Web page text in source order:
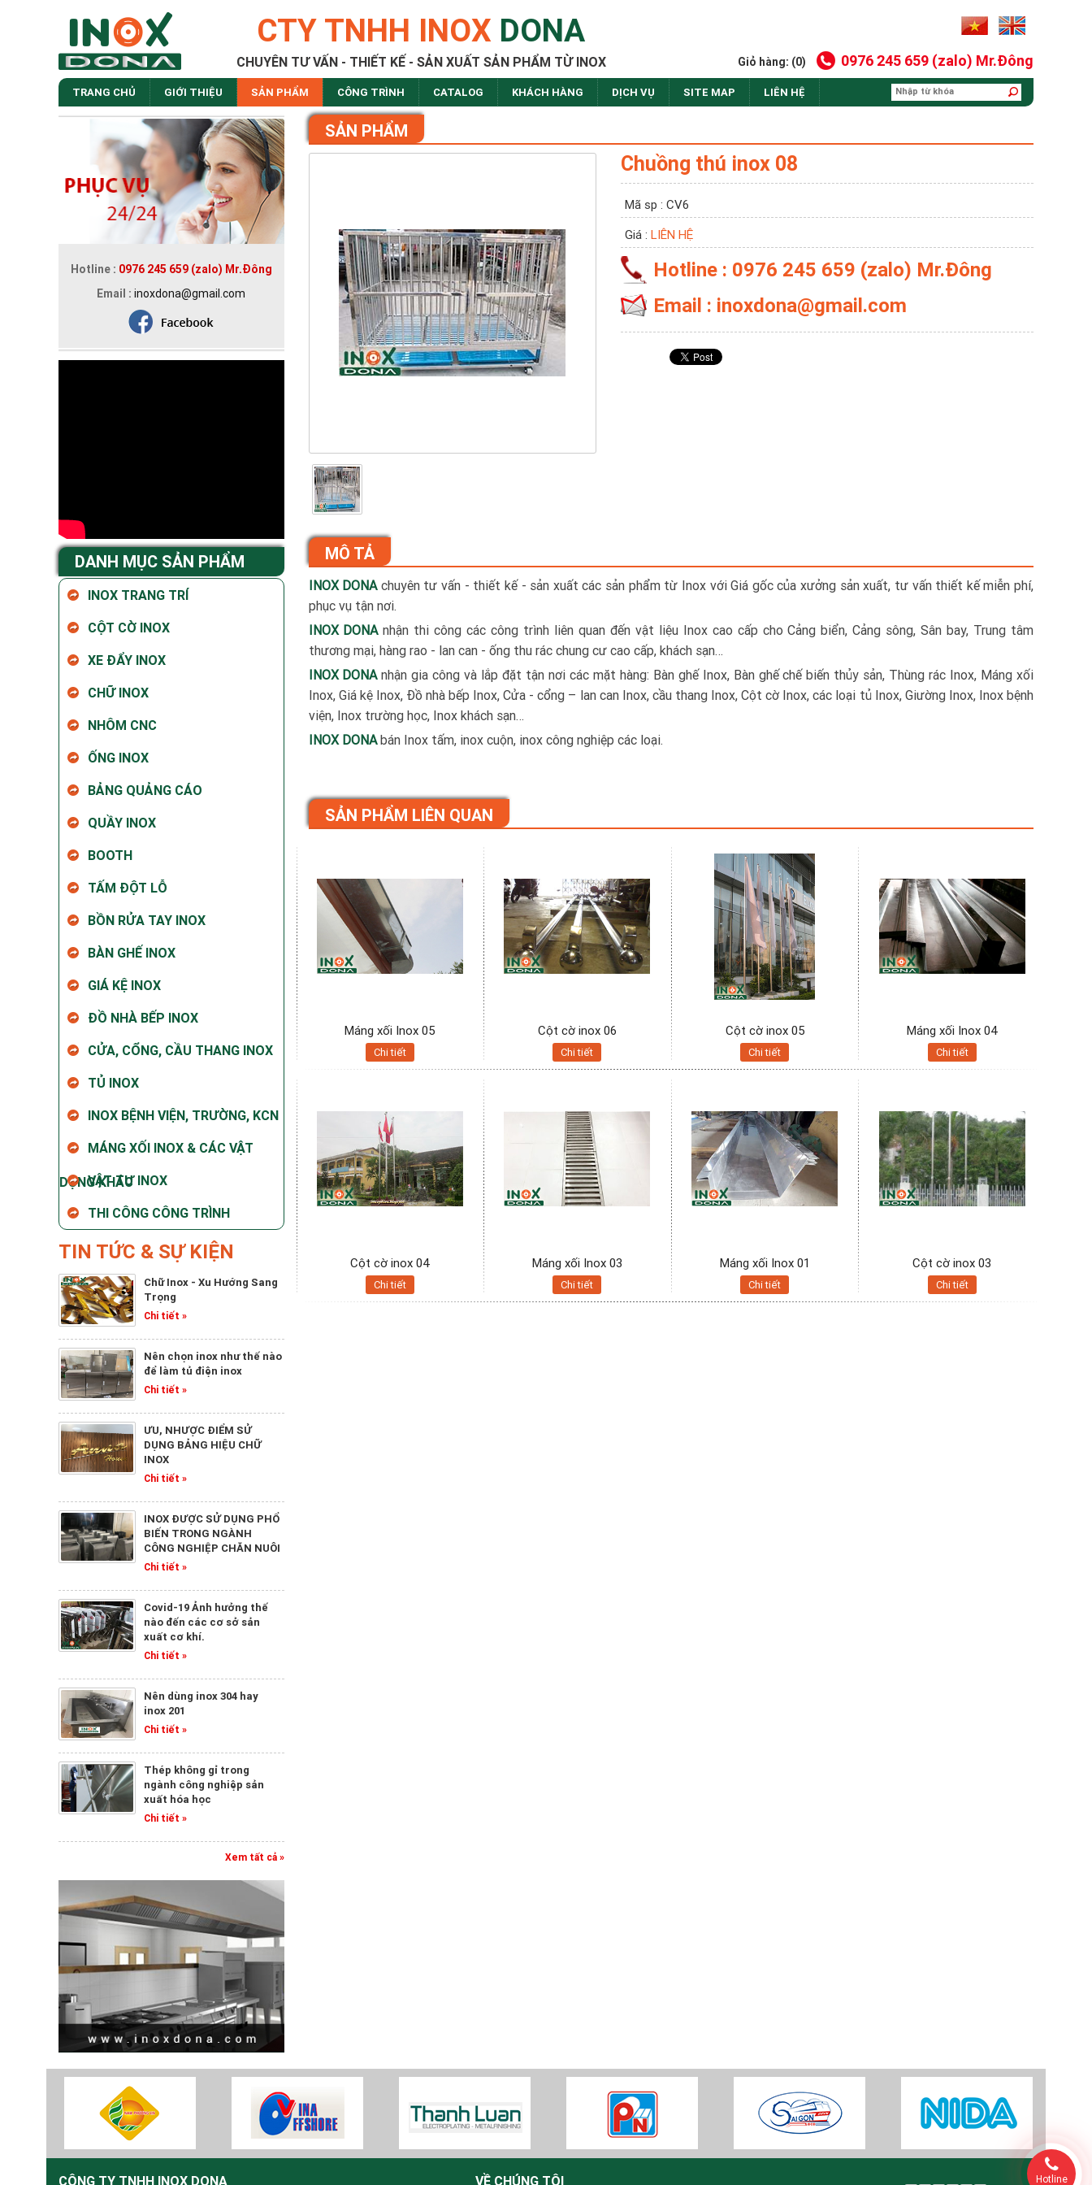
CTY TNHH INOX DONA
CHUYÊN TƯ VẤN - THIẾT KẾ - SẢN XUẤT SẢN PHẨM TỪ INOX Giỏ hàng: (0) 0976 245 659 (zalo) Mr.Đông
TRANG CHỦ GIỚI THIỆU SẢN PHẨM CÔNG TRÌNH CATALOG KHÁCH HÀNG DỊCH VỤ SITE MAP LIÊN HỆ
Hotline : 0976 245 659 (zalo) Mr.Đông
Email :inoxdona@gmail.com
DANH MỤC SẢN PHẨM
INOX TRANG TRÍ
CỘT CỜ INOX
XE ĐẨY INOX
CHỮ INOX
NHÔM CNC
ỐNG INOX
BẢNG QUẢNG CÁO
QUẦY INOX
BOOTH
TẤM ĐỘT LỖ
BỒN RỬA TAY INOX
BÀN GHẾ INOX
GIÁ KỆ INOX
ĐỒ NHÀ BẾP INOX
CỬA, CỔNG, CẦU THANG INOX
TỦ INOX
INOX BỆNH VIỆN, TRƯỜNG, KCN
MÁNG XỐI INOX & CÁC VẬT
DỤNG KHÁC
VẬT TƯ INOX
THI CÔNG CÔNG TRÌNH
TIN TỨC & SỰ KIỆN
Chữ Inox - Xu Hướng Sang
Trọng
Chi tiết »
Nên chọn inox như thế nào
để làm tủ điện inox
Chi tiết »
ƯU, NHƯỢC ĐIỂM SỬ
DỤNG BẢNG HIỆU CHỮ
INOX
Chi tiết »
INOX ĐƯỢC SỬ DỤNG PHỔ
BIẾN TRONG NGÀNH
CÔNG NGHIỆP CHĂN NUÔI
Chi tiết »
Covid-19 Ảnh hưởng thế
nào đến các cơ sở sản
xuất cơ khí.
Chi tiết »
Nên dùng inox 304 hay
inox 201
Chi tiết »
Thép không gỉ trong
ngành công nghiệp sản
xuất hóa học
Chi tiết »
Xem tất cả »
SẢN PHẨM
Chuồng thú inox 08
Mã sp : CV6
Giá : LIÊN HỆ
Hotline : 0976 245 659 (zalo) Mr.Đông
Email : inoxdona@gmail.com
MÔ TẢ
INOX DONAchuyên tư vấn - thiết kế - sản xuất các sản phẩm từ Inox với Giá gốc của xưởng sản xuất, tư vấn thiết kế miễn phí,
phục vụ tận nơi.
INOX DONAnhận thi công các công trình liên quan đến vật liệu Inox cao cấp cho Cảng biển, Cảng sông, Sân bay, Trung tâm
thương mại, hàng rao - lan can - ống thu rác chung cư cao cấp, khách sạn…
INOX DONAnhận gia công và lắp đặt tận nơi các mặt hàng: Bàn ghế Inox, Bàn ghế chế biến thủy sản, Thùng rác Inox, Máng xối
Inox, Giá kệ Inox, Đồ nhà bếp Inox, Cửa - cổng – lan can Inox, cầu thang Inox, Cột cờ Inox, các loại tủ Inox, Giường Inox, Inox bệnh
viện, Inox trường học, Inox khách sạn…
INOX DONAbán Inox tấm, inox cuộn, inox công nghiệp các loại.
SẢN PHẨM LIÊN QUAN
Máng xối Inox 05
Chi tiết
Cột cờ inox 06
Chi tiết
Cột cờ inox 05
Chi tiết
Máng xối Inox 04
Chi tiết
Cột cờ inox 04
Chi tiết
Máng xối Inox 03
Chi tiết
Máng xối Inox 01
Chi tiết
Cột cờ inox 03
Chi tiết
CÔNG TY TNHH INOX DONA VỀ CHÚNG TÔI Hotline